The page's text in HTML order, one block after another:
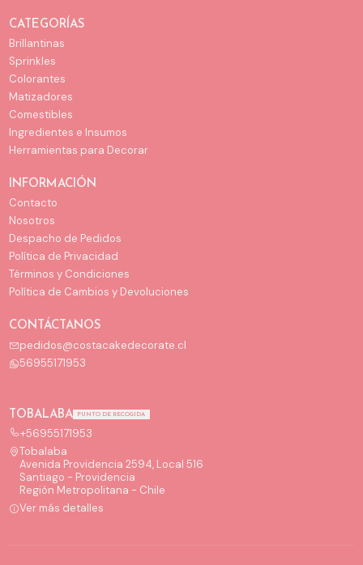
CATEGORÍAS
Brillantinas
Sprinkles
Colorantes
Matizadores
Comestibles
Ingredientes e Insumos
Herramientas para Decorar
INFORMACIÓN
Contacto
Nosotros
Despacho de Pedidos
Política de Privacidad
Términos y Condiciones
Política de Cambios y Devoluciones
CONTÁCTANOS
pedidos@costacakedecorate.cl
56955171953
TOBALABA PUNTO DE RECOGIDA
+56955171953
Tobalaba
Avenida Providencia 2594, Local 516
Santiago - Providencia
Región Metropolitana - Chile
Ver más detalles